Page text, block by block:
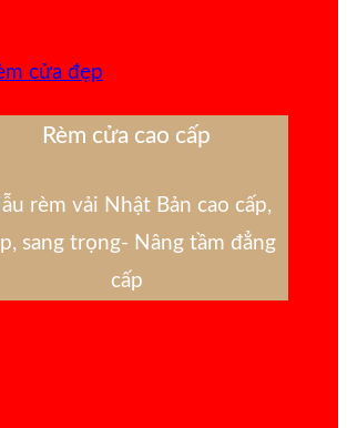
Rèm cửa cao cấp
rèm vải Nhật Bản cao cấp,
sang trọng- Nâng tầm đẳng
cấp